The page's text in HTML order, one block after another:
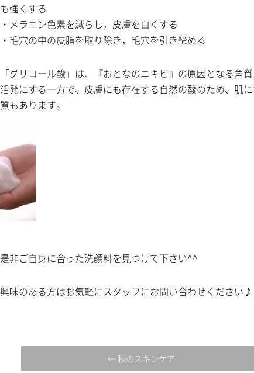
も強くする
・メラニン色素を減らし，皮膚を白くする
・毛穴の中の皮脂を取り除き，毛穴を引き締める
「グリコール酸」は、『おとなのニキビ』の原因となる角
活発にする一方で、皮膚にも存在する自然の酸のため、肌
質もあります。
是非ご自身に合った洗顔料を見つけて下さい^^
興味のある方はお気軽にスタッフにお問い合わせください♪
← 秋のスキンケア